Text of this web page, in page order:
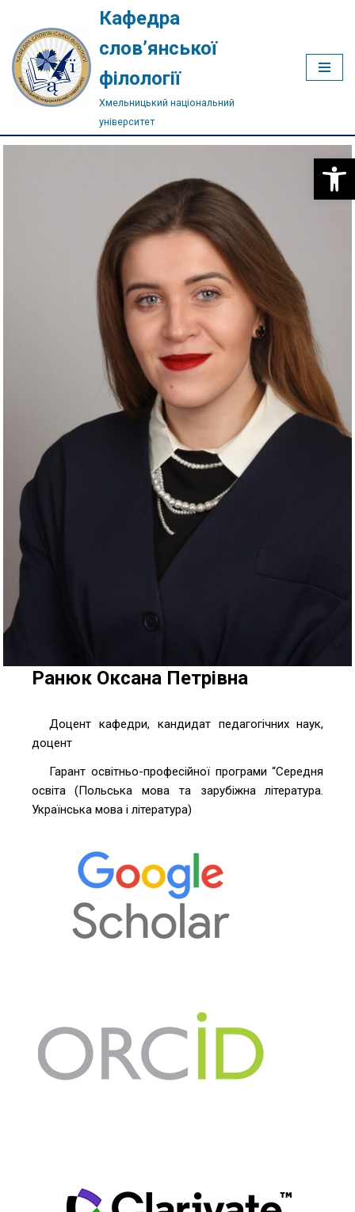
Перейти
до
вмісту
Кафедра
слов’янської
філології
Хмельницький національний
університет
Ранюк Оксана Петрівна
Доцент кафедри, кандидат педагогічних наук,
доцент
Гарант освітньо-професійної програми “Середня
освіта (Польська мова та зарубіжна література.
Українська мова і література)